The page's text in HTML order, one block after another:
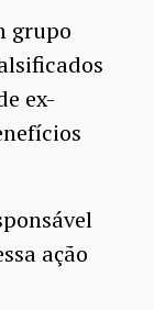
grupo
ex-
ação